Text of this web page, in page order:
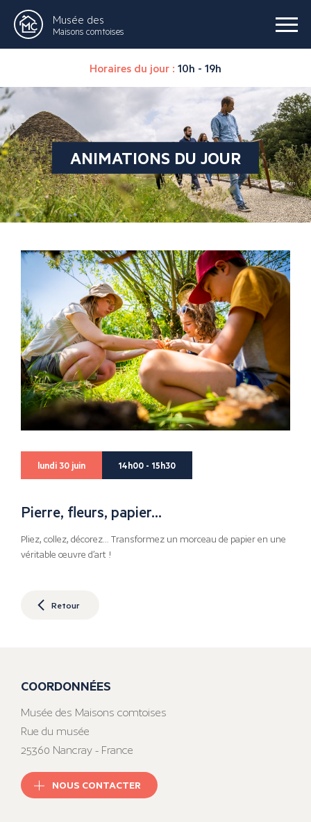
Musée des
Maisons comtoises
Horaires du jour : 10h - 19h
ANIMATIONS DU JOUR
lundi 30 juin 14h00 - 15h30
Pierre, fleurs, papier…
Pliez, collez, décorez… Transformez un morceau de papier en une
véritable œuvre d’art !
Retour
COORDONNÉES
Musée des Maisons comtoises
Rue du musée
25360 Nancray - France
NOUS CONTACTER